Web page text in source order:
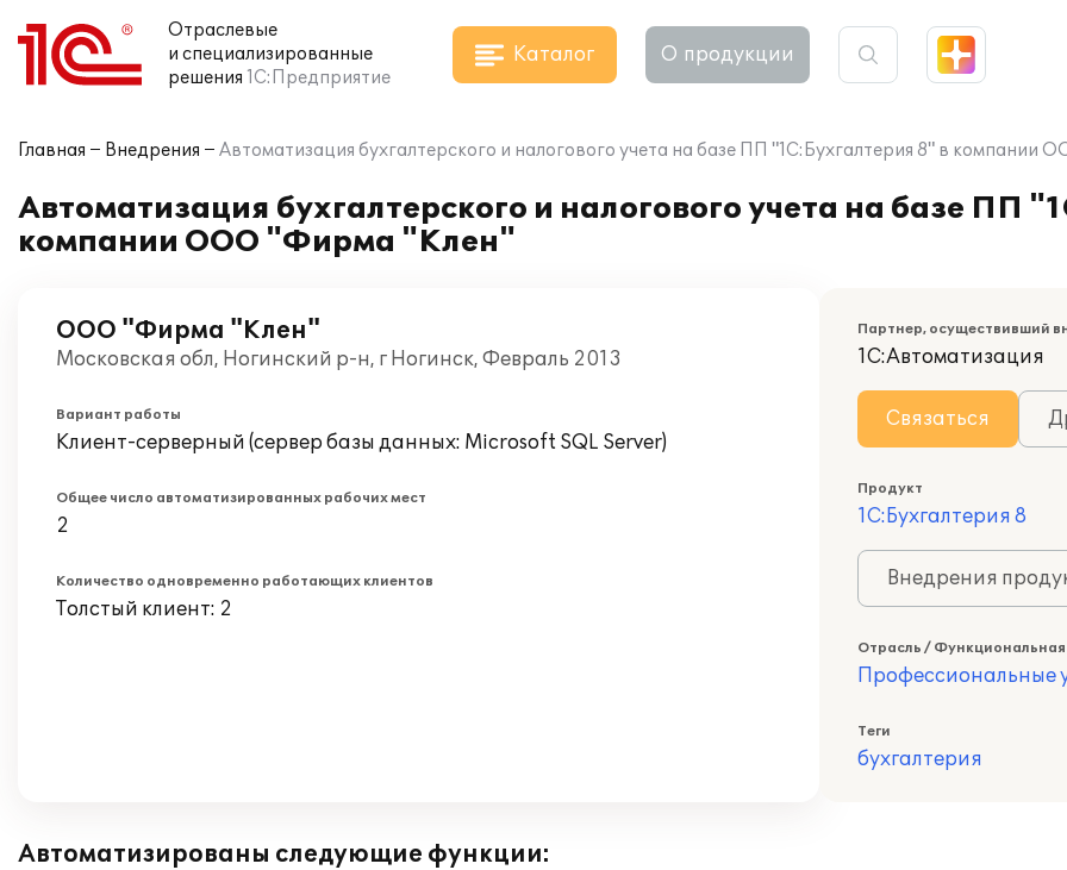
Отраслевые
и специализированные
решения 1С:Предприятие
Каталог О продукции
Главная Внедрения Автоматизация бухгалтерского и налогового учета на базе ПП "1С:Бухгалтерия 8" в
Автоматизация бухгалтерского и налогового учета на базе ПП
компании ООО "Фирма "Клен"
ООО "Фирма "Клен"
Московская обл, Ногинский р-н, г Ногинск, Февраль 2013
Вариант работы
Клиент-серверный (сервер базы данных: Microsoft SQL Server)
Общее число автоматизированных рабочих мест
2
Количество одновременно работающих клиентов
Толстый клиент: 2
Партнер, осуществивший
1С:Автоматизация
Связаться
Продукт
1С:Бухгалтерия 8
Внедрения
Отрасль / Функциональная
Профессиональные
Теги
бухгалтерия
Автоматизированы следующие функции: